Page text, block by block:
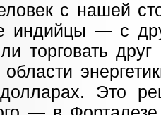
с нашей
индийцы — с
торговать
Это